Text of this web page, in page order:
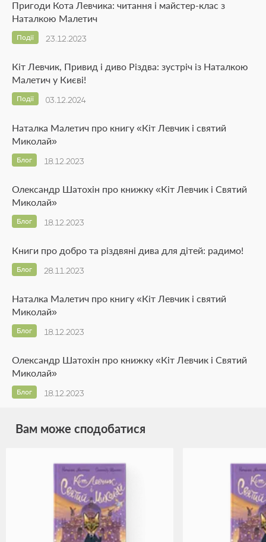
Пригоди Кота Левчика: читання і майстер-клас з
Наталкою Малетич
23.12.2023
Події
Кіт Левчик, Привид і диво Різдва: зустріч із Наталкою
Малетич у Києві!
03.12.2024
Події
Наталка Малетич про книгу «Кіт Левчик і святий
Миколай»
18.12.2023
Блог
Олександр Шатохін про книжку «Кіт Левчик і Святий
Миколай»
18.12.2023
Блог
Книги про добро та різдвяні дива для дітей: радимо!
28.11.2023
Блог
Наталка Малетич про книгу «Кіт Левчик і святий
Миколай»
18.12.2023
Блог
Олександр Шатохін про книжку «Кіт Левчик і Святий
Миколай»
18.12.2023
Блог
Вам може сподобатися